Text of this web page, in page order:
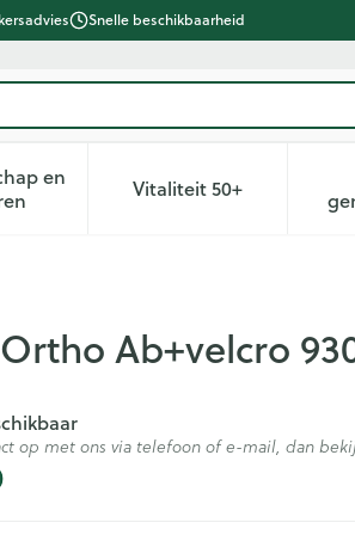
Snelle beschikbaarheid
hygiëne categorie
voeding en vitamines categorie
en
submenu voor Zwangerschap en
Vitaliteit 50+Toon submenu
Ab+velcro
op met ons via telefoon of e-mail, dan